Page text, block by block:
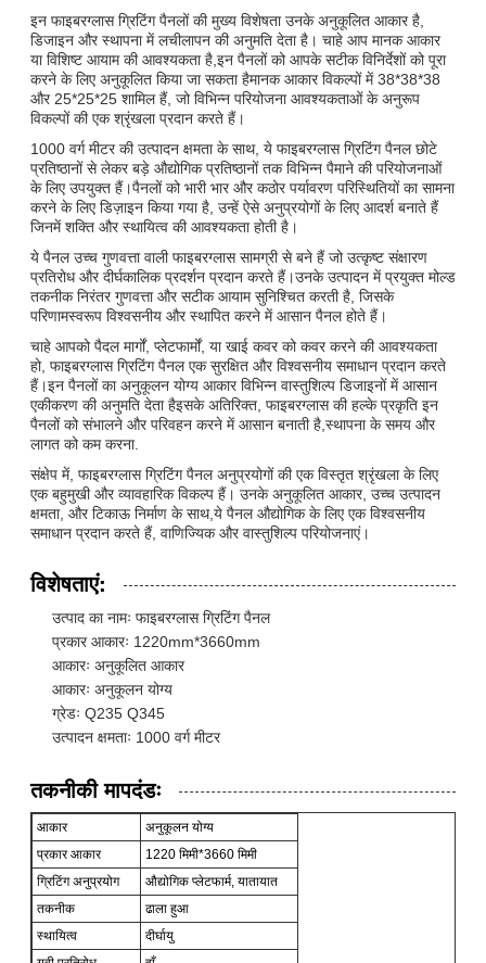
इन फाइबरग्लास ग्रिटिंग पैनलों की मुख्य विशेषता उनके अनुकूलित आकार है,
डिजाइन और स्थापना में लचीलापन की अनुमति देता है। चाहे आप मानक आकार
या विशिष्ट आयाम की आवश्यकता है,इन पैनलों को आपके सटीक विनिर्देशों को पूरा
करने के लिए अनुकूलित किया जा सकता हैमानक आकार विकल्पों में 38*38*38
और 25*25*25 शामिल हैं, जो विभिन्न परियोजना आवश्यकताओं के अनुरूप
विकल्पों की एक श्रृंखला प्रदान करते हैं।
1000 वर्ग मीटर की उत्पादन क्षमता के साथ, ये फाइबरग्लास ग्रिटिंग पैनल छोटे
प्रतिष्ठानों से लेकर बड़े औद्योगिक प्रतिष्ठानों तक विभिन्न पैमाने की परियोजनाओं
के लिए उपयुक्त हैं।पैनलों को भारी भार और कठोर पर्यावरण परिस्थितियों का सामना
करने के लिए डिज़ाइन किया गया है, उन्हें ऐसे अनुप्रयोगों के लिए आदर्श बनाते हैं
जिनमें शक्ति और स्थायित्व की आवश्यकता होती है।
ये पैनल उच्च गुणवत्ता वाली फाइबरग्लास सामग्री से बने हैं जो उत्कृष्ट संक्षारण
प्रतिरोध और दीर्घकालिक प्रदर्शन प्रदान करते हैं।उनके उत्पादन में प्रयुक्त मोल्ड
तकनीक निरंतर गुणवत्ता और सटीक आयाम सुनिश्चित करती है, जिसके
परिणामस्वरूप विश्वसनीय और स्थापित करने में आसान पैनल होते हैं।
चाहे आपको पैदल मार्गों, प्लेटफार्मों, या खाई कवर को कवर करने की आवश्यकता
हो, फाइबरग्लास ग्रिटिंग पैनल एक सुरक्षित और विश्वसनीय समाधान प्रदान करते
हैं।इन पैनलों का अनुकूलन योग्य आकार विभिन्न वास्तुशिल्प डिजाइनों में आसान
एकीकरण की अनुमति देता हैइसके अतिरिक्त, फाइबरग्लास की हल्के प्रकृति इन
पैनलों को संभालने और परिवहन करने में आसान बनाती है,स्थापना के समय और
लागत को कम करना.
संक्षेप में, फाइबरग्लास ग्रिटिंग पैनल अनुप्रयोगों की एक विस्तृत श्रृंखला के लिए
एक बहुमुखी और व्यावहारिक विकल्प हैं। उनके अनुकूलित आकार, उच्च उत्पादन
क्षमता, और टिकाऊ निर्माण के साथ,ये पैनल औद्योगिक के लिए एक विश्वसनीय
समाधान प्रदान करते हैं, वाणिज्यिक और वास्तुशिल्प परियोजनाएं।
विशेषताएं:
उत्पाद का नामः फाइबरग्लास ग्रिटिंग पैनल
प्रकार आकारः 1220mm*3660mm
आकारः अनुकूलित आकार
आकारः अनुकूलन योग्य
ग्रेडः Q235 Q345
उत्पादन क्षमताः 1000 वर्ग मीटर
तकनीकी मापदंडः
आकार
अनुकूलन योग्य
प्रकार आकार
1220 मिमी*3660 मिमी
ग्रिटिंग अनुप्रयोग
औद्योगिक प्लेटफार्म, यातायात
तकनीक
ढाला हुआ
स्थायित्व
दीर्घायु